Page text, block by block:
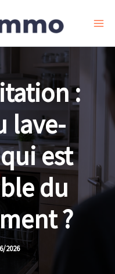
:
lave-
est
du
?
2026